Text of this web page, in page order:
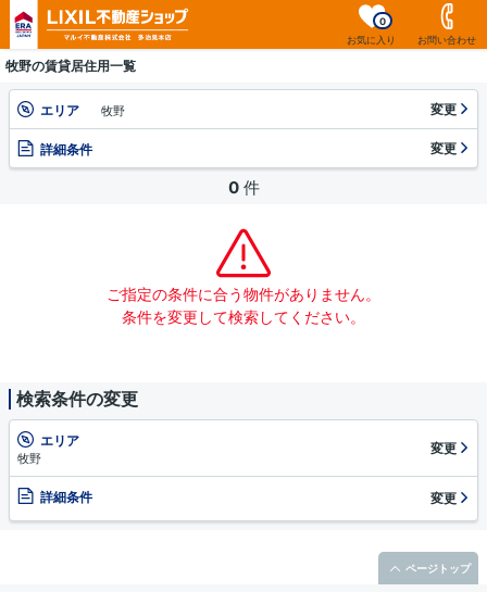
お気に入り
0
お問い合わせ
牧野の賃貸居住用一覧
エリア 牧野 変更
詳細条件 変更
0 件
ご指定の条件に合う物件がありません。
条件を変更して検索してください。
検索条件の変更
エリア
牧野
変更
詳細条件 変更
ページトップ